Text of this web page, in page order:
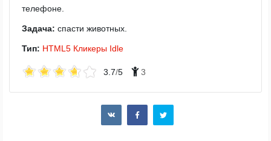
телефоне.
Задача: спасти животных.
Тип: HTML5 Кликеры Idle
3.7/5 3